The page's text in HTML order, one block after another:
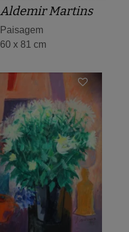
Aldemir Martins
Paisagem
60 x 81 cm